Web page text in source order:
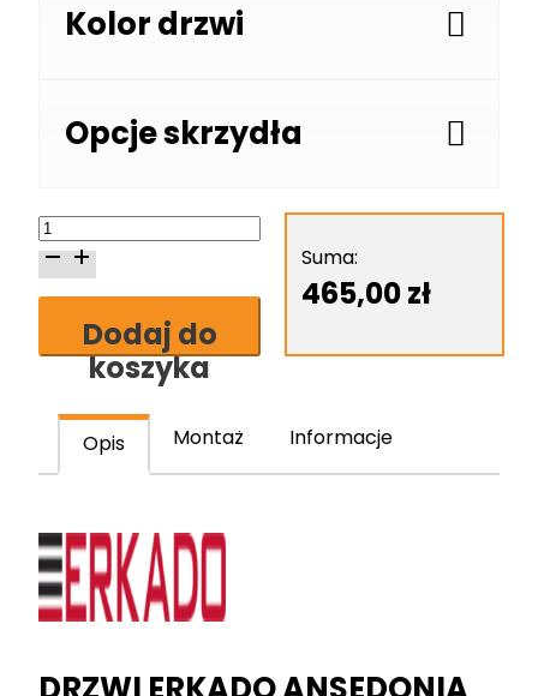
Kolor drzwi
Opcje skrzydła
ilość
Erkado
Ansedonia
skrzydło
drzwiowe
Dodaj do
koszyka
Suma:
465,00zł
Opis Montaż Informacje